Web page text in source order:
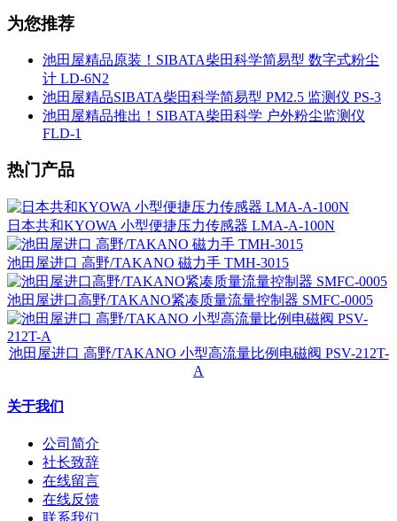
为您推荐
池田屋精品原装！SIBATA柴田科学简易型 数字式粉尘
计 LD-6N2
池田屋精品SIBATA柴田科学简易型 PM2.5 监测仪 PS-3
池田屋精品推出！SIBATA柴田科学 户外粉尘监测仪
FLD-1
热门产品
日本共和KYOWA 小型便捷压力传感器 LMA-A-100N
池田屋进口 高野/TAKANO 磁力手 TMH-3015
池田屋进口高野/TAKANO紧凑质量流量控制器 SMFC-0005
池田屋进口 高野/TAKANO 小型高流量比例电磁阀 PSV-212T-
A
关于我们
公司简介
社长致辞
在线留言
在线反馈